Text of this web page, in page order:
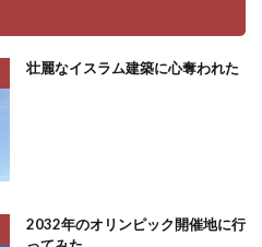
壮麗なイスラム建築に心奪われた
2032年のオリンピック開催地に行